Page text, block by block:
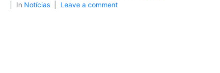
In Notícias Leave a comment